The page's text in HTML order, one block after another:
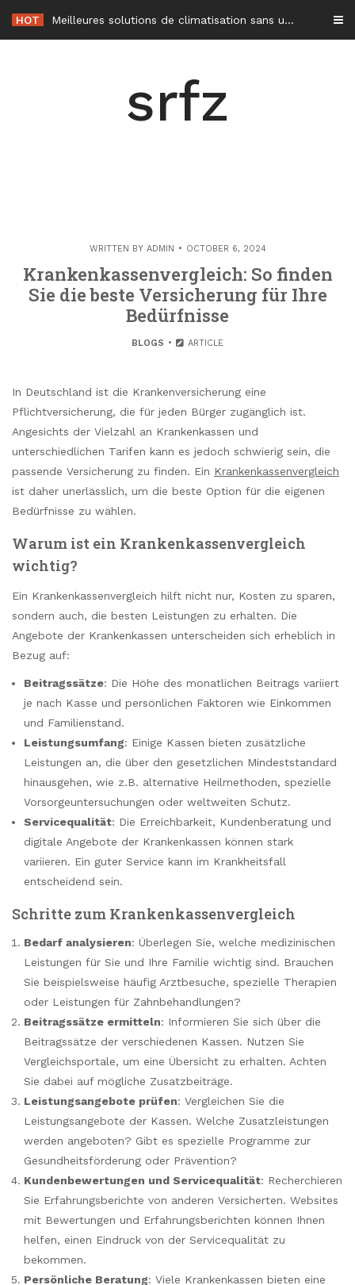
content
HOT Meilleures solutions de climatisation sans unité extérieure en 2026
srfz
WRITTEN BY ADMIN OCTOBER 6, 2024
Krankenkassenvergleich: So finden
Sie die beste Versicherung für Ihre
Bedürfnisse
BLOGS ARTICLE
In Deutschland ist die Krankenversicherung eine
Pflichtversicherung, die für jeden Bürger zugänglich ist.
Angesichts der Vielzahl an Krankenkassen und
unterschiedlichen Tarifen kann es jedoch schwierig sein, die
passende Versicherung zu finden. Ein Krankenkassenvergleich
ist daher unerlässlich, um die beste Option für die eigenen
Bedürfnisse zu wählen.
Warum ist ein Krankenkassenvergleich
wichtig?
Ein Krankenkassenvergleich hilft nicht nur, Kosten zu sparen,
sondern auch, die besten Leistungen zu erhalten. Die
Angebote der Krankenkassen unterscheiden sich erheblich in
Bezug auf:
Beitragssätze: Die Höhe des monatlichen Beitrags variiert
je nach Kasse und persönlichen Faktoren wie Einkommen
und Familienstand.
Leistungsumfang: Einige Kassen bieten zusätzliche
Leistungen an, die über den gesetzlichen Mindeststandard
hinausgehen, wie z.B. alternative Heilmethoden, spezielle
Vorsorgeuntersuchungen oder weltweiten Schutz.
Servicequalität: Die Erreichbarkeit, Kundenberatung und
digitale Angebote der Krankenkassen können stark
variieren. Ein guter Service kann im Krankheitsfall
entscheidend sein.
Schritte zum Krankenkassenvergleich
Bedarf analysieren: Überlegen Sie, welche medizinischen
Leistungen für Sie und Ihre Familie wichtig sind. Brauchen
Sie beispielsweise häufig Arztbesuche, spezielle Therapien
oder Leistungen für Zahnbehandlungen?
Beitragssätze ermitteln: Informieren Sie sich über die
Beitragssätze der verschiedenen Kassen. Nutzen Sie
Vergleichsportale, um eine Übersicht zu erhalten. Achten
Sie dabei auf mögliche Zusatzbeiträge.
Leistungsangebote prüfen: Vergleichen Sie die
Leistungsangebote der Kassen. Welche Zusatzleistungen
werden angeboten? Gibt es spezielle Programme zur
Gesundheitsförderung oder Prävention?
Kundenbewertungen und Servicequalität: Recherchieren
Sie Erfahrungsberichte von anderen Versicherten. Websites
mit Bewertungen und Erfahrungsberichten können Ihnen
helfen, einen Eindruck von der Servicequalität zu
bekommen.
Persönliche Beratung: Viele Krankenkassen bieten eine